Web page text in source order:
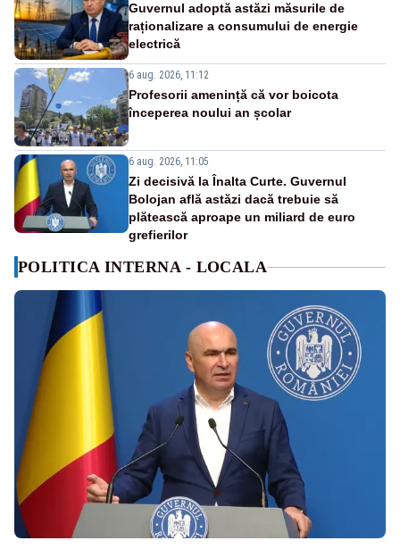
Guvernul adoptă astăzi măsurile de
raționalizare a consumului de energie
electrică
6 aug. 2026, 11:12
Profesorii amenință că vor boicota
începerea noului an școlar
6 aug. 2026, 11:05
Zi decisivă la Înalta Curte. Guvernul
Bolojan află astăzi dacă trebuie să
plătească aproape un miliard de euro
grefierilor
POLITICA INTERNA - LOCALA